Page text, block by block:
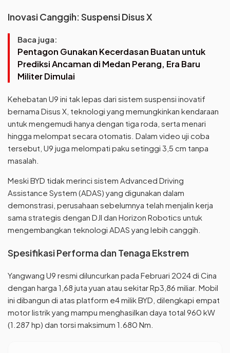
Inovasi Canggih: Suspensi Disus X
Baca juga:
Pentagon Gunakan Kecerdasan Buatan untuk
Prediksi Ancaman di Medan Perang, Era Baru
Militer Dimulai
Kehebatan U9 ini tak lepas dari sistem suspensi inovatif
bernama Disus X, teknologi yang memungkinkan kendaraan
untuk mengemudi hanya dengan tiga roda, serta menari
hingga melompat secara otomatis. Dalam video uji coba
tersebut, U9 juga melompati paku setinggi 3,5 cm tanpa
masalah.
Meski BYD tidak merinci sistem Advanced Driving
Assistance System (ADAS) yang digunakan dalam
demonstrasi, perusahaan sebelumnya telah menjalin kerja
sama strategis dengan DJI dan Horizon Robotics untuk
mengembangkan teknologi ADAS yang lebih canggih.
Spesifikasi Performa dan Tenaga Ekstrem
Yangwang U9 resmi diluncurkan pada Februari 2024 di Cina
dengan harga 1,68 juta yuan atau sekitar Rp3,86 miliar. Mobil
ini dibangun di atas platform e4 milik BYD, dilengkapi empat
motor listrik yang mampu menghasilkan daya total 960 kW
(1.287 hp) dan torsi maksimum 1.680 Nm.